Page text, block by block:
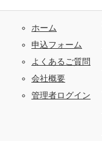
ホーム
申込フォーム
よくあるご質問
会社概要
管理者ログイン